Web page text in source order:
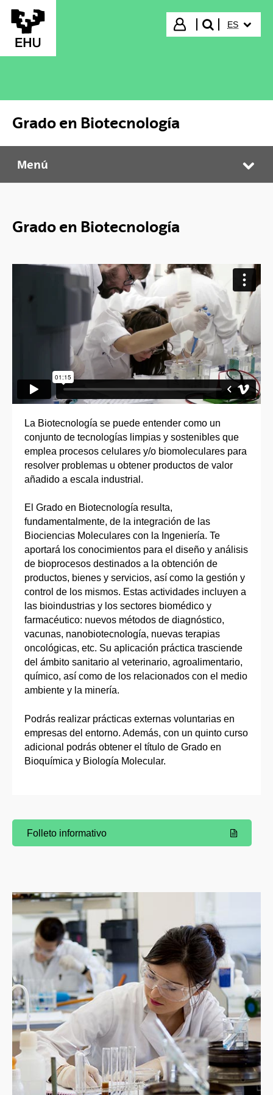
Saltar al contenido principal
Iniciar sesión
buscar"
ES
Grado en Biotecnología
Grado en Biotecnología
Menú
Grado en Biotecnología
La Biotecnología se puede entender como un
conjunto de tecnologías limpias y sostenibles que
emplea procesos celulares y/o biomoleculares para
resolver problemas u obtener productos de valor
añadido a escala industrial.
El Grado en Biotecnología resulta,
fundamentalmente, de la integración de las
Biociencias Moleculares con la Ingeniería. Te
aportará los conocimientos para el diseño y análisis
de bioprocesos destinados a la obtención de
productos, bienes y servicios, así como la gestión y
control de los mismos. Estas actividades incluyen a
las bioindustrias y los sectores biomédico y
farmacéutico: nuevos métodos de diagnóstico,
vacunas, nanobiotecnología, nuevas terapias
oncológicas, etc. Su aplicación práctica trasciende
del ámbito sanitario al veterinario, agroalimentario,
químico, así como de los relacionados con el medio
ambiente y la minería.
Podrás realizar prácticas externas voluntarias en
empresas del entorno. Además, con un quinto curso
adicional podrás obtener el título de Grado en
Bioquímica y Biología Molecular.
(Abre una nueva ventana)
Folleto informativo